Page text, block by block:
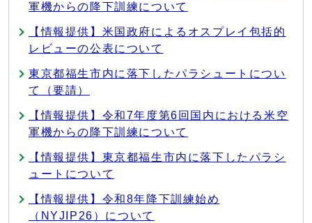
軍機からの降下訓練について
【情報提供】米国政府によるオスプレイ包括的
レビューの公表について
東京都福生市内に落下したパラシュートについ
て（要請）
【情報提供】令和7年度第6回国内における米空
軍機からの降下訓練について
【情報提供】東京都福生市内に落下したパラシ
ュートについて
【情報提供】令和8年降下訓練始め
（NYJIP26）について